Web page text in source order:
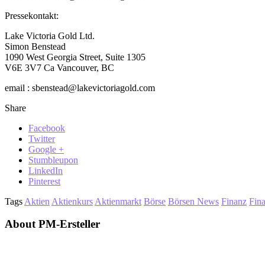
Pressekontakt:
Lake Victoria Gold Ltd.
Simon Benstead
1090 West Georgia Street, Suite 1305
V6E 3V7 Ca Vancouver, BC
email : sbenstead@lakevictoriagold.com
Share
Facebook
Twitter
Google +
Stumbleupon
LinkedIn
Pinterest
Tags Aktien Aktienkurs Aktienmarkt Börse Börsen News Finanz
About PM-Ersteller